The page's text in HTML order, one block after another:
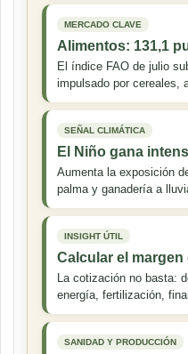
MERCADO CLAVE
Alimentos: 131,1
El índice FAO de julio
impulsado por cereales,
SEÑAL CLIMÁTICA
El Niño gana
Aumenta la exposición
palma y ganadería a
INSIGHT ÚTIL
Calcular el
La cotización no basta:
energía, fertilización,
SANIDAD Y PRODUCCIÓN